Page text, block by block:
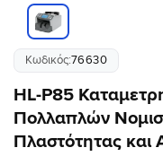
Κωδικός:76630
HL-P85
Πολλαπλών
Πλαστότητας και